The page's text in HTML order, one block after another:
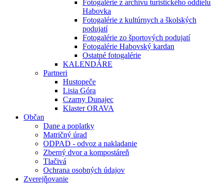
Fotogalérie z archívu turistického oddielu
Habovka
Fotogalérie z kultúrnych a školských
podujatí
Fotogalérie zo športových podujatí
Fotogalérie Habovský kardan
Ostatné fotogalérie
KALENDÁRE
Partneri
Hustopeče
Lisia Góra
Czarny Dunajec
Klaster ORAVA
Občan
Dane a poplatky
Matričný úrad
ODPAD - odvoz a nakladanie
Zberný dvor a kompostáreň
Tlačivá
Ochrana osobných údajov
Zverejňovanie